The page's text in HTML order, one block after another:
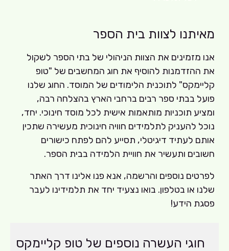
מאיתנו לצוות בית הספר
אנו מזמינים את הצוות הניהולי של בתי הספר לשקול
את ההזדמנות להוסיף את חוג המחשבים של "טופ
קליימקס" לתוכנית הלימודים של המוסד. החוג שלנו
פועל בבתי ספר רבים ברחבי הארץ בהצלחה רבה,
ומציע תוכניות מותאמות אישית לכל מוסד חינוכי. יחד,
נוכל להעניק לתלמידים חוויה חינוכית מעשירה שתכין
אותם לעתיד דיגיטלי, תסייע להם לפתח כישורים
חשובים ותעשיר את חוויית הלמידה בבית הספר.
לפרטים נוספים והרשמה, אנא פנו אלינו דרך האתר
שלנו או בטלפון. בואו נצעיד יחד את תלמידינו לעבר
פסגת הידע!
חוגי העשרה נוספים של טופ קליימקס